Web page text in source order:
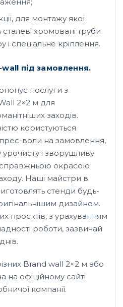
для монтажу якої
хромовані труби
і спеціальне кріплення.
під замовлення.
послуги з
2×2 м для
заходів.
користуються
прес-воли на замовлення,
і зворушливу
справжньою окрасою
Наші майстри в
стенди будь-
дизайном.
проєктів, з урахуванням
роботи, зазвичай
Brand wall 2×2 м або
офіційному сайті
компанії.